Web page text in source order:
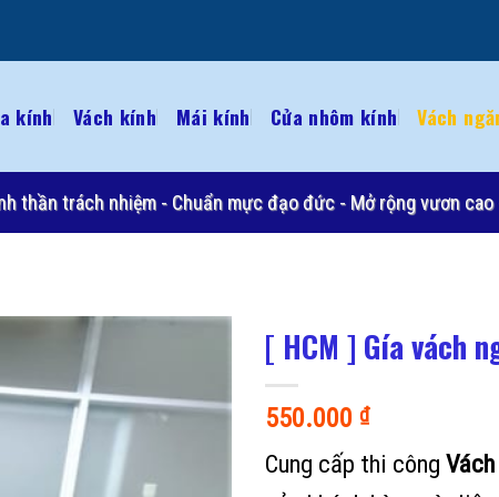
kính Vách kính Mái kính Cửa nhôm kính Vách
thần trách nhiệm - Chuẩn mực đạo đức - Mở rộng vươn
[ HCM ] Gía vách
550.000 ₫
Cung cấp thi công